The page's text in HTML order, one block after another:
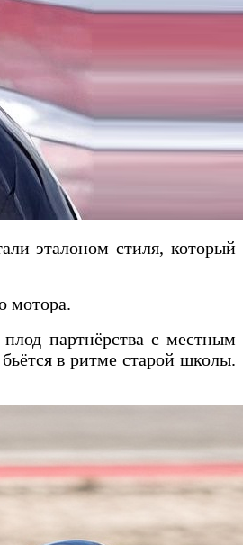
эталоном стиля, который
мотора.
партнёрства с местным
в ритме старой школы.